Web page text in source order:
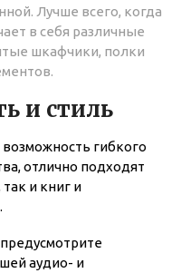
Лучше всего, когда
в себя различные
шкафчики, полки
и стиль
гибкого
отлично подходят
и книг и
аудио- и